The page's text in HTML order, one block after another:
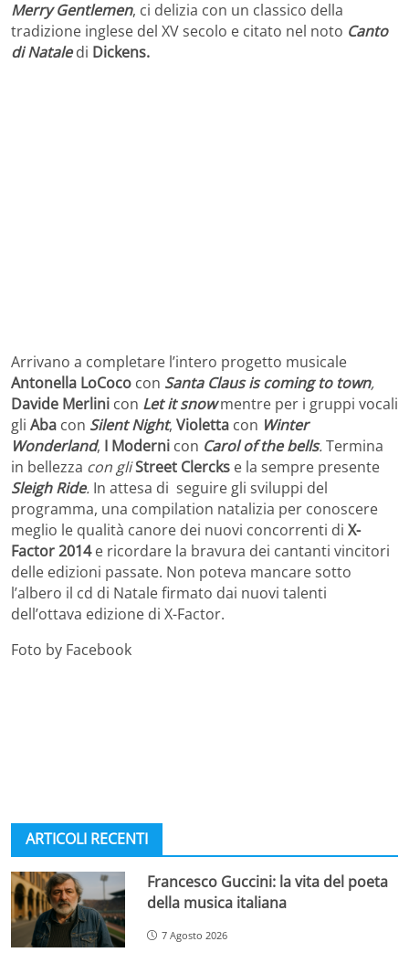
Merry Gentlemen, ci delizia con un classico della
tradizione inglese del XV secolo e citato nel noto Canto
di Nataledi Dickens.
Arrivano a completare l’intero progetto musicale
Antonella LoCoco con Santa Claus is coming to town,
Davide Merlini con Let it snow mentre per i gruppi vocali
gli Aba con Silent Night, Violetta con Winter
Wonderland, I Moderni con Carol of the bells.Termina
in bellezza con gliStreet Clercks e la sempre presente
Sleigh Ride. In attesa di seguire gli sviluppi del
programma, una compilation natalizia per conoscere
meglio le qualità canore dei nuovi concorrenti di X-
Factor 2014e ricordare la bravura dei cantanti vincitori
delle edizioni passate. Non poteva mancare sotto
l’albero il cd di Natale firmato dai nuovi talenti
dell’ottava edizione di X-Factor.
Foto by Facebook
ARTICOLI RECENTI
Francesco Guccini: la vita del poeta
della musica italiana
7 Agosto 2026